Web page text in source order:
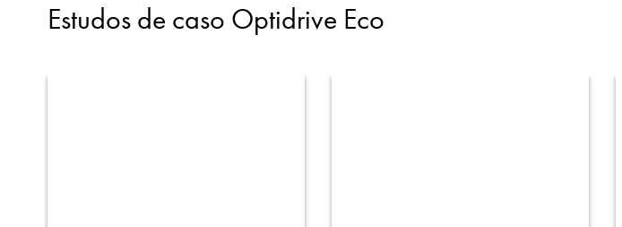
Estudos de caso Optidrive Eco